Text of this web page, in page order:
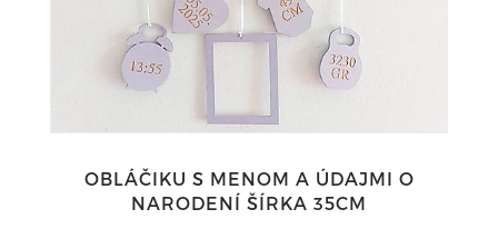
OBLÁČIKU S MENOM A ÚDAJMI O
NARODENÍ ŠÍRKA 35CM